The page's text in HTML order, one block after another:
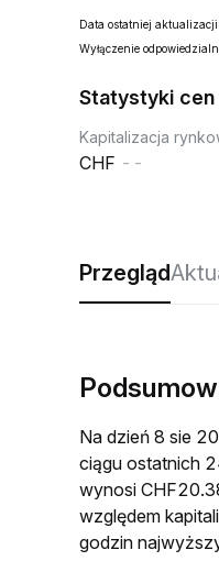
Data ostatniej
Wyłączenie
Statystyki cen
Kapitalizacja
--
Przegląd
Na dzień 8 sie
ciągu ostatnich
wynosi
względem
godzin